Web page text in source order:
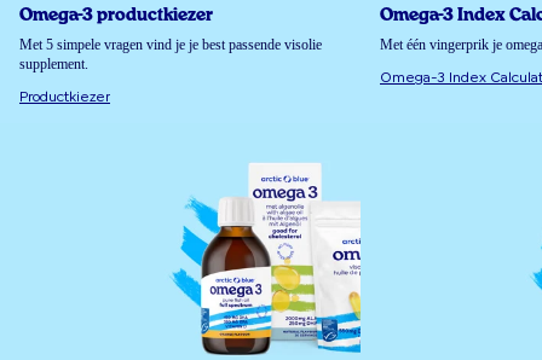
Omega-3 productkiezer
Met 5 simpele vragen vind je je best passende visolie
supplement.
Productkiezer
Omega-3 Index
Met één vingerprik je
Omega-3 Index